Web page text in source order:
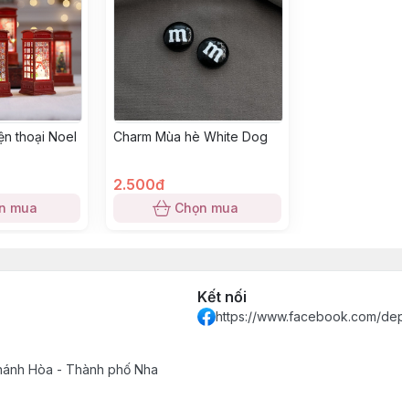
thoại Noel
mua
Charm Mùa hè White Dog
2.500đ
Chọn mua
Hòa - Thành phố Nha
Kết nối
https://www.facebook.com/